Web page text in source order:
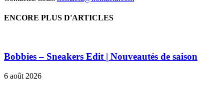
ENCORE PLUS D'ARTICLES
Bobbies – Sneakers Edit | Nouveautés de saison
6 août 2026